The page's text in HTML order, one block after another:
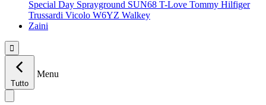
Special Day Sprayground SUN68 T-Love Tommy Hilfiger
Trussardi Vicolo W6YZ Walkey
Zaini

Tutto
Menu